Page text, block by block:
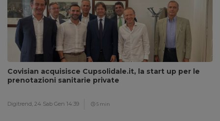
Covisian acquisisce Cupsolidale.it, la start up per le
prenotazioni sanitarie private
Digitrend, 24 Sab Gen 14:39 5 min